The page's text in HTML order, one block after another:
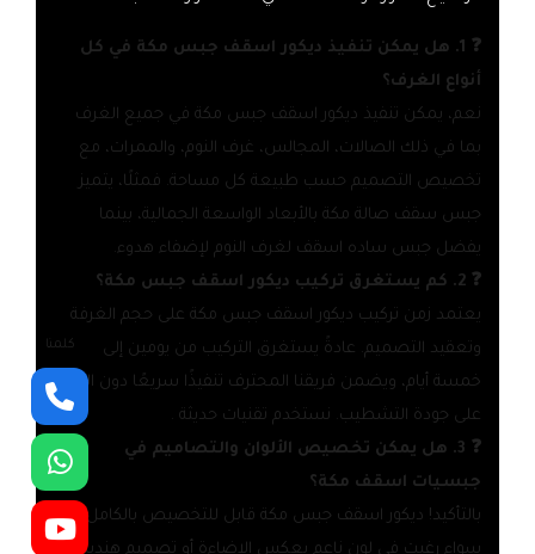
❓ 1. هل يمكن تنفيذ ديكور اسقف جبس مكة في كل
أنواع الغرف؟
نعم، يمكن تنفيذ ديكور اسقف جبس مكة في جميع الغرف
بما في ذلك الصالات، المجالس، غرف النوم، والممرات، مع
تخصيص التصميم حسب طبيعة كل مساحة. فمثلًا، يتميز
جبس سقف صالة مكة بالأبعاد الواسعة الجمالية، بينما
يفضل جبس ساده اسقف لغرف النوم لإضفاء هدوء.
❓ 2. كم يستغرق تركيب ديكور اسقف جبس مكة؟
يعتمد زمن تركيب ديكور اسقف جبس مكة على حجم الغرفة
وتعقيد التصميم. عادةً يستغرق التركيب من يومين إلى
خمسة أيام، ويضمن فريقنا المحترف تنفيذًا سريعًا دون التأثير
على جودة التشطيب. نستخدم تقنيات حديثة .
❓ 3. هل يمكن تخصيص الألوان والتصاميم في
جبسيات اسقف مكة؟
بالتأكيد! ديكور اسقف جبس مكة قابل للتخصيص بالكامل.
سواء رغبت في لون ناعم يعكس الإضاءة أو تصميم هندسي
كلمنا